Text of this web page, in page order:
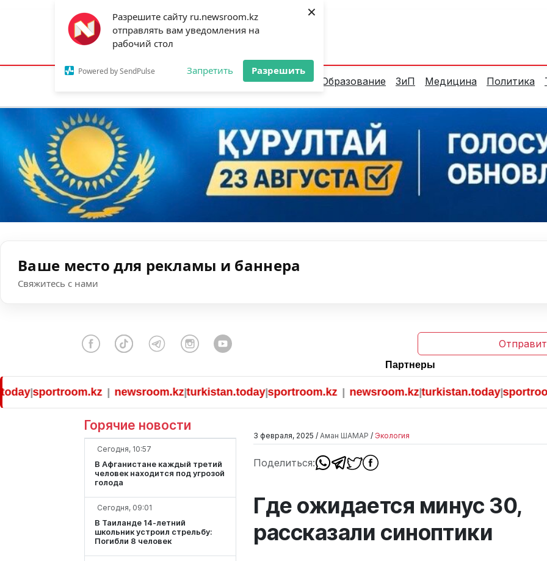
Разрешите сайту ru.newsroom.kz
отправлять вам уведомления на
рабочий стол
Powered by SendPulse Запретить Разрешить
×
Астана:31°C Алматы:34°C Шымкент:
Новости Аналитика Образование ЗиП Медицина Политика
Ваше место для рекламы и баннера
Свяжитесь с нами
Партнеры
|sportroom.kz|newsroom.kz|turkistan.today|sportroom.kz|newsroom.kz|turkistan.today|
Горячие новости
Сегодня, 10:57
В Афганистане каждый третий
человек находится под угрозой
голода
Сегодня, 09:01
В Таиланде 14-летний
школьник устроил стрельбу:
Погибли 8 человек
3 февраля, 2025 / Аман ШАМАР / Экология
Поделиться:
Где ожидается минус 30,
рассказали синоптики